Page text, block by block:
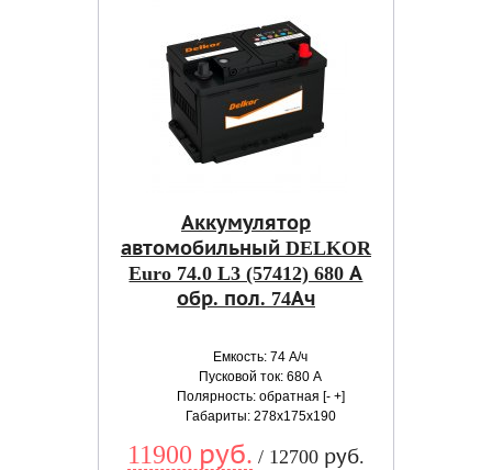
Аккумулятор
автомобильный DELKOR
Euro 74.0 L3 (57412) 680 А
обр. пол. 74Ач
Емкость: 74 А/ч
Пусковой ток: 680 А
Полярность: обратная [- +]
Габариты: 278x175x190
11900 руб. / 12700 руб.